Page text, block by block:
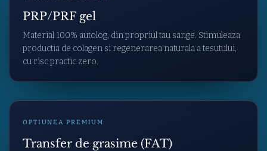
PRP/PRF gel
Material 100% autolog, din propriul tau sange. Stimuleaza
productia de colagen si regenerarea naturala a tesutului,
cu risc practic zero.
OPTIUNEA PREMIUM
Transfer de grasime (FAT)